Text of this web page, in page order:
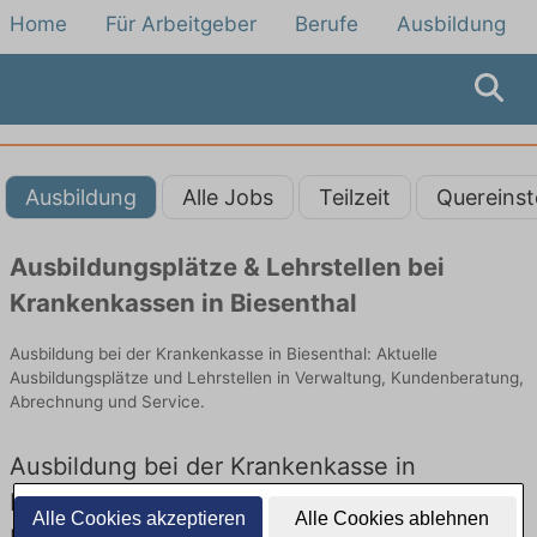
Alle Cookies akzeptieren Alle Cookies ablehnen
Home Für Arbeitgeber Berufe Ausbildung
Ausbildung Alle Jobs Teilzeit
Ausbildungsplätze & Lehrstellen bei
Krankenkassen in Biesenthal
Ausbildung bei der Krankenkasse in Biesenthal: Aktuelle
Ausbildungsplätze und Lehrstellen in Verwaltung, Kundenberatung,
Abrechnung und Service.
Ausbildung bei der Krankenkasse in
Biesenthal – Ausbildungsplätze und